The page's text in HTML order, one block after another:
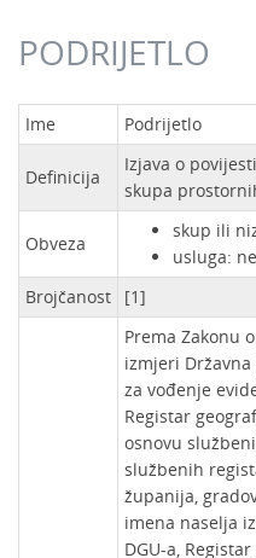
PODRIJETLO
Ime Podrijetlo
Definicija
Izjava o
skupa
Obveza
skup ili
usluga:
Brojčanost
[1]
Prema Zakonu
izmjeri
za vođenje
Registar
osnovu
službenih
županija,
imena naselja
DGU-a,